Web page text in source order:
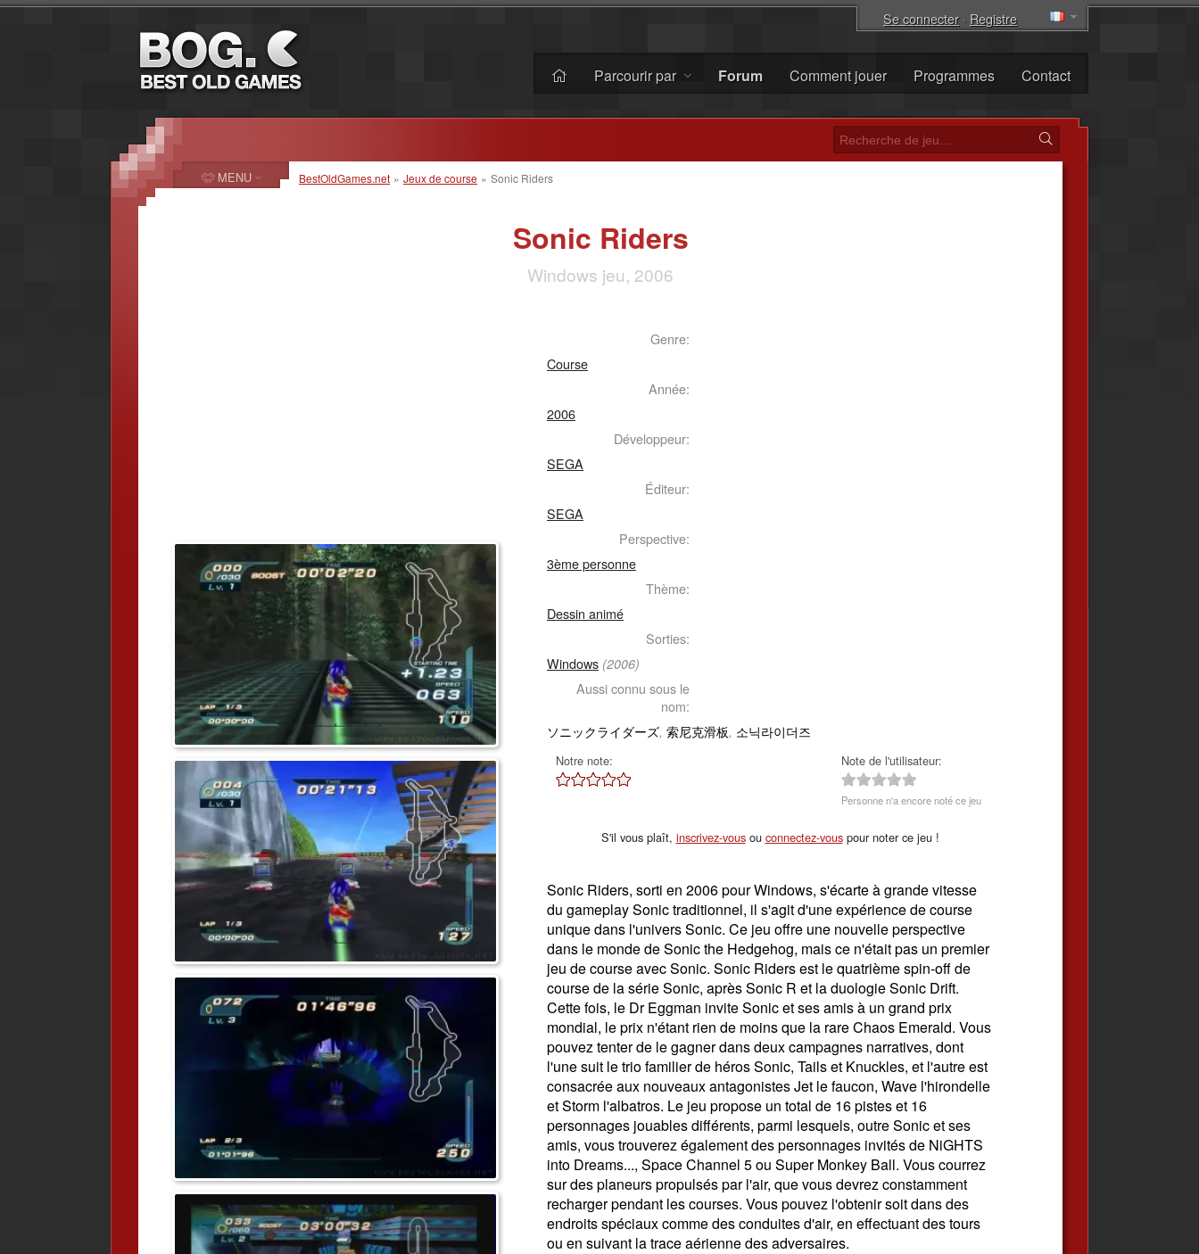
Se connecter· Registre
Parcourir par Forum Comment jouer Programmes Contact
BestOldGames.net » Jeux de course » Sonic Riders
Sonic Riders
Windows jeu, 2006
Genre:
Course
Année:
2006
Développeur:
SEGA
Éditeur:
SEGA
Perspective:
3ème personne
Thème:
Dessin animé
Sorties:
Windows (2006)
Aussi connu sous le
nom:
ソニックライダーズ, 索尼克滑板, 소닉라이더즈
Notre note: Note de l'utilisateur:
Personne n'a encore noté ce jeu
S'il vous plaît, inscrivez-vousou connectez-vouspour noter ce jeu !
Sonic Riders, sorti en 2006 pour Windows, s'écarte à grande vitesse
du gameplay Sonic traditionnel, il s'agit d'une expérience de course
unique dans l'univers Sonic. Ce jeu offre une nouvelle perspective
dans le monde de Sonic the Hedgehog, mais ce n'était pas un premier
jeu de course avec Sonic. Sonic Riders est le quatrième spin-off de
course de la série Sonic, après Sonic R et la duologie Sonic Drift.
Cette fois, le Dr Eggman invite Sonic et ses amis à un grand prix
mondial, le prix n'étant rien de moins que la rare Chaos Emerald. Vous
pouvez tenter de le gagner dans deux campagnes narratives, dont
l'une suit le trio familier de héros Sonic, Tails et Knuckles, et l'autre est
consacrée aux nouveaux antagonistes Jet le faucon, Wave l'hirondelle
et Storm l'albatros. Le jeu propose un total de 16 pistes et 16
personnages jouables différents, parmi lesquels, outre Sonic et ses
amis, vous trouverez également des personnages invités de NiGHTS
into Dreams..., Space Channel 5 ou Super Monkey Ball. Vous courrez
sur des planeurs propulsés par l'air, que vous devrez constamment
recharger pendant les courses. Vous pouvez l'obtenir soit dans des
endroits spéciaux comme des conduites d'air, en effectuant des tours
ou en suivant la trace aérienne des adversaires.
MENU